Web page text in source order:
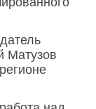
Матузов